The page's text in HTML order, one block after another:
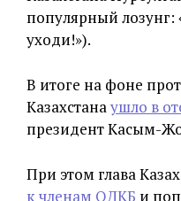
популярный лозунг:
уходи!»).
В итоге на фоне
Казахстанаушло в
президент Касым-
При этом глава
к членам ОДКБ и